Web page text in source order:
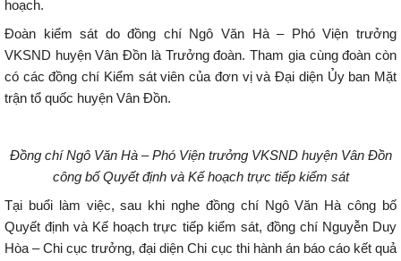
hoạch.
Đoàn kiểm sát do đồng chí Ngô Văn Hà – Phó Viện trưởng
VKSND huyện Vân Đồn là Trưởng đoàn. Tham gia cùng đoàn còn
có các đồng chí Kiểm sát viên của đơn vị và Đại diện Ủy ban Mặt
trận tổ quốc huyện Vân Đồn.
Đồng chí Ngô Văn Hà – Phó Viện trưởng VKSND huyện Vân Đồn
công bố Quyết định và Kế hoạch trực tiếp kiểm sát
Tại buổi làm việc, sau khi nghe đồng chí Ngô Văn Hà công bố
Quyết định và Kế hoạch trực tiếp kiểm sát, đồng chí Nguyễn Duy
Hòa – Chi cục trưởng, đại diện Chi cục thi hành án báo cáo kết quả